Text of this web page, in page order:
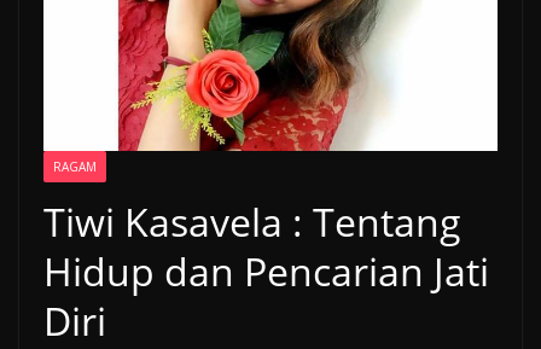
RAGAM
Tiwi Kasavela : Tentang
Hidup dan Pencarian Jati
Diri